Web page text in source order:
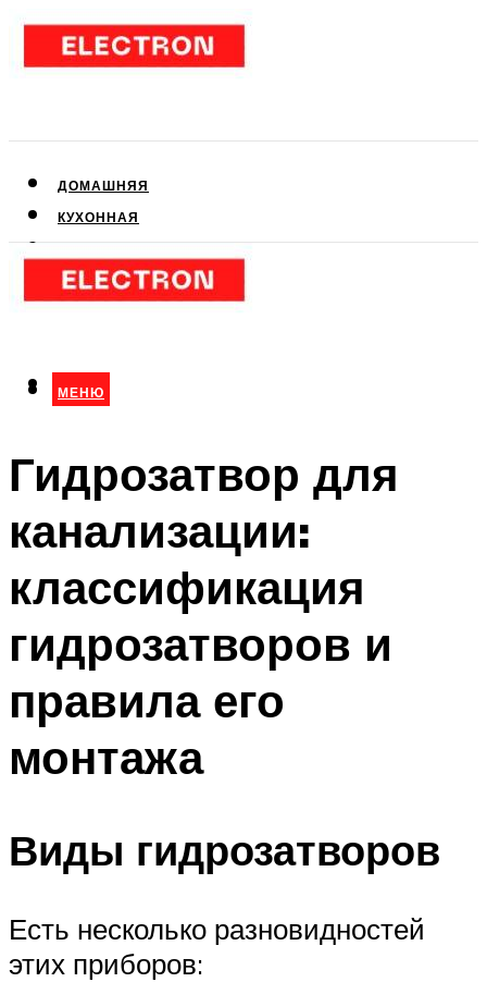
ДОМАШНЯЯ
КУХОННАЯ
КЛИМАТИЧЕСКАЯ
МЕНЮ
МЕНЮ
Гидрозатвор для
канализации:
классификация
гидрозатворов и
правила его
монтажа
Виды гидрозатворов
Есть несколько разновидностей
этих приборов: